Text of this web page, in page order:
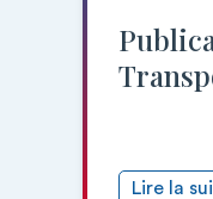
Lire la